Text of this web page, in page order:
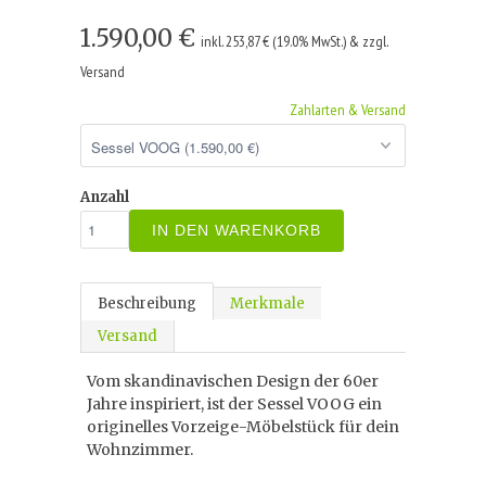
1.590,00 € inkl. 253,87 € (19.0% MwSt.) & zzgl.
Versand
Zahlarten & Versand
Anzahl
IN DEN WARENKORB
Beschreibung
Merkmale
Versand
Vom skandinavischen Design der 60er
Jahre inspiriert, ist der Sessel VOOG ein
originelles Vorzeige-Möbelstück für dein
Wohnzimmer.